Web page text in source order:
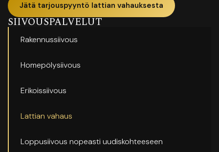
SIIVOUSPALVELUT
Rakennussiivous
Homepölysiivous
Erikoissiivous
Lattian vahaus
Loppusiivous nopeasti uudiskohteeseen
Jätä tarjouspyyntö lattian vahauksesta